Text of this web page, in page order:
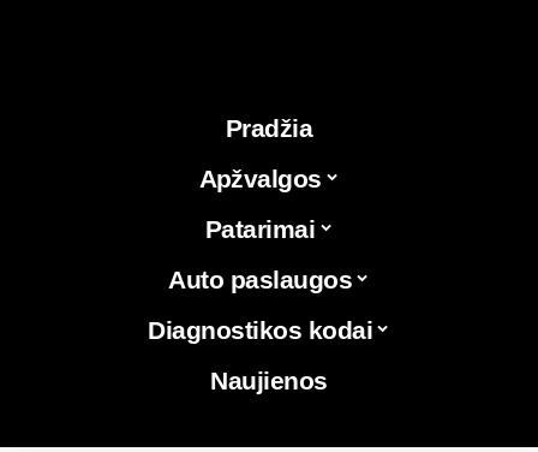
Pradžia
Apžvalgos
Patarimai
Auto paslaugos
Diagnostikos kodai
Naujienos